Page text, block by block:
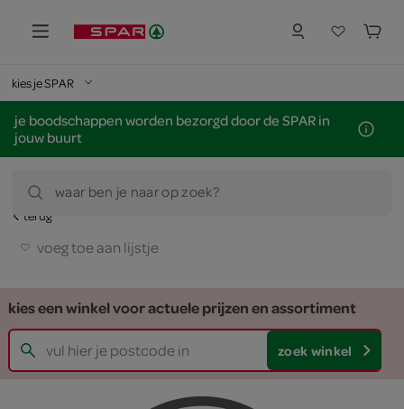
kies je SPAR
je boodschappen worden bezorgd door de SPAR in
jouw buurt
waar ben je naar op zoek?
terug
voeg toe aan lijstje
kies een winkel voor actuele prijzen en assortiment
zoek winkel